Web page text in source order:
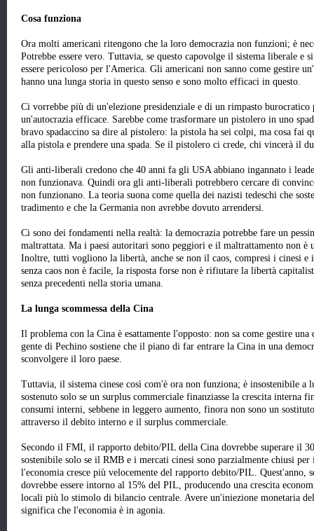
Cosa funziona
Ora molti americani ritengono che la loro democrazia non funzioni; è
Potrebbe essere vero. Tuttavia, se questo capovolge il sistema liberale e
essere pericoloso per l'America. Gli americani non sanno come gestire
hanno una lunga storia in questo senso e sono molto efficaci in questo.
Ci vorrebbe più di un'elezione presidenziale e di un rimpasto
un'autocrazia efficace. Sarebbe come trasformare un pistolero in uno
bravo spadaccino sa dire al pistolero: la pistola ha sei colpi, ma cosa
alla pistola e prendere una spada. Se il pistolero ci crede, chi vincerà il
Gli anti-liberali credono che 40 anni fa gli USA abbiano ingannato i
non funzionava. Quindi ora gli anti-liberali potrebbero cercare di
non funzionano. La teoria suona come quella dei nazisti tedeschi che
tradimento e che la Germania non avrebbe dovuto arrendersi.
Ci sono dei fondamenti nella realtà: la democrazia potrebbe fare un
maltrattata. Ma i paesi autoritari sono peggiori e il maltrattamento non è
Inoltre, tutti vogliono la libertà, anche se non il caos, compresi i cinesi e
senza caos non è facile, la risposta forse non è rifiutare la libertà
senza precedenti nella storia umana.
La lunga scommessa della Cina
Il problema con la Cina è esattamente l'opposto: non sa come gestire
gente di Pechino sostiene che il piano di far entrare la Cina in una
sconvolgere il loro paese.
Tuttavia, il sistema cinese così com'è ora non funziona; è insostenibile a
sostenuto solo se un surplus commerciale finanziasse la crescita interna
consumi interni, sebbene in leggero aumento, finora non sono un
attraverso il debito interno e il surplus commerciale.
Secondo il FMI, il rapporto debito/PIL della Cina dovrebbe superare il
sostenibile solo se il RMB e i mercati cinesi sono parzialmente chiusi
l'economia cresce più velocemente del rapporto debito/PIL.
dovrebbe essere intorno al 15% del PIL, producendo una crescita
locali più lo stimolo di bilancio centrale. Avere un'iniezione monetaria
significa che l'economia è in agonia.